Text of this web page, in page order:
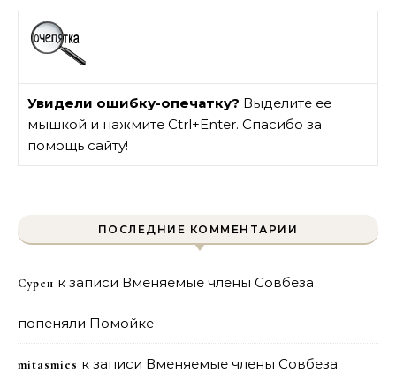
Увидели ошибку-опечатку? Выделите ее
мышкой и нажмите Ctrl+Enter. Спасибо за
помощь сайту!
ПОСЛЕДНИЕ КОММЕНТАРИИ
Сурен к записи Вменяемые члены Совбеза
попеняли Помойке
mitasmies к записи Вменяемые члены Совбеза